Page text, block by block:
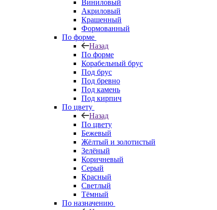
Виниловый
Акриловый
Крашенный
Формованный
По форме
Назад
По форме
Корабельный брус
Под брус
Под бревно
Под камень
Под кирпич
По цвету
Назад
По цвету
Бежевый
Жёлтый и золотистый
Зелёный
Коричневый
Серый
Красный
Светлый
Тёмный
По назначению